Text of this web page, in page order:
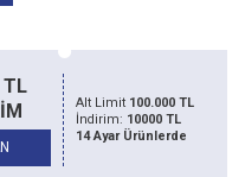
TL
Alt Limit 100.000 TL
İndirim: 10000 TL
14 Ayar Ürünlerde